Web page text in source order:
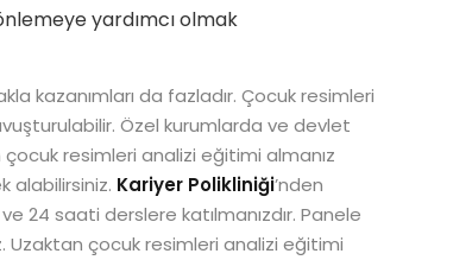
yardımcı olmak
kazanımları da fazladır. Çocuk resimleri
Özel kurumlarda ve devlet
çocuk resimleri analizi eğitimi almanız
alabilirsiniz. Kariyer Polikliniği’nden
24 saati derslere katılmanızdır. Panele
Uzaktan çocuk resimleri analizi eğitimi